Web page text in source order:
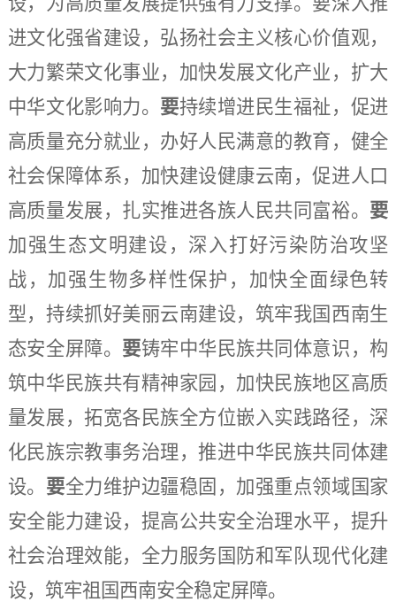
进文化强省建设，弘扬社会主义核心价值观，
大力繁荣文化事业，加快发展文化产业，扩大
中华文化影响力。 要持续增进民生福祉，促进
高质量充分就业，办好人民满意的教育，健全
社会保障体系，加快建设健康云南，促进人口
高质量发展，扎实推进各族人民共同富裕。 要
加强生态文明建设，深入打好污染防治攻坚
战，加强生物多样性保护，加快全面绿色转
型，持续抓好美丽云南建设，筑牢我国西南生
态安全屏障。 要铸牢中华民族共同体意识，构
筑中华民族共有精神家园，加快民族地区高质
量发展，拓宽各民族全方位嵌入实践路径，深
化民族宗教事务治理，推进中华民族共同体建
设。 要全力维护边疆稳固，加强重点领域国家
安全能力建设，提高公共安全治理水平，提升
社会治理效能，全力服务国防和军队现代化建
设，筑牢祖国西南安全稳定屏障。